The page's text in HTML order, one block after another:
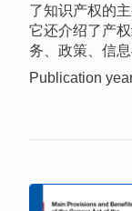
了知识产权的
它还介绍了产
务、政策、信
Publication